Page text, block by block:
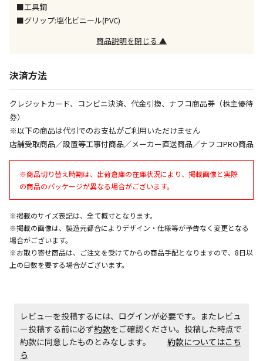
※「宅配・店舗受取」「宅配のみ」マークの商品のみ
同時購入が可能です
午前9時までのご注文確定した商品については、当日に
は、休業明けからの出荷対応となります。
設置工事代金も含まれた商品です
お見積商品です。金額・施工日はお打ち合わせの上、
決定となります。
お見積商品です。金額・施工日はお打ち合わせの上、
決定となります。
商品購入個数ごとに送料がかかる商品です
■工具鋼
■グリップ:塩化ビニール(PVC)
商品説明を閉じる ▲
決済方法
クレジットカード、コンビニ決済、代金引換、ナフコ商品券（株主優待
券）
※以下の商品は代引でのお支払がご利用いただけません
店舗受取商品／設置等工事付商品／メーカー直送商品／ナフコPRO商品
※商品切り替え時期は、出荷倉庫の在庫状況により、掲載画像と実際
の商品のパッケージが異なる場合がございます。
※掲載のサイズ表記は、全て概寸となります。
※掲載の画像は、製造元都合によりデザイン・仕様等が予告なく変更となる
場合がございます。
※お取り寄せ商品は、ご注文を受けてからの商品手配となりますので、8日以
上の日数を要する場合がございます。
レビューを投稿するには、ログインが必要です。またレビュ
ー投稿する前に必ず約款をご確認ください。投稿した時点で
約款に同意したものとみなします。 約款についてはこち
ら